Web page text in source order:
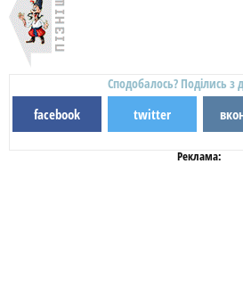
Сподобалось? Поділись з
facebook twitter
Реклама: